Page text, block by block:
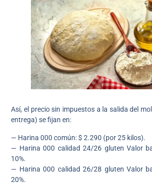
Así, el precio sin impuestos a la salida del
entrega) se fijan en:
— Harina 000 común: $ 2.290 (por 25 kilos).
— Harina 000 calidad 24/26 gluten Valor
10%.
— Harina 000 calidad 26/28 gluten Valor
20%.